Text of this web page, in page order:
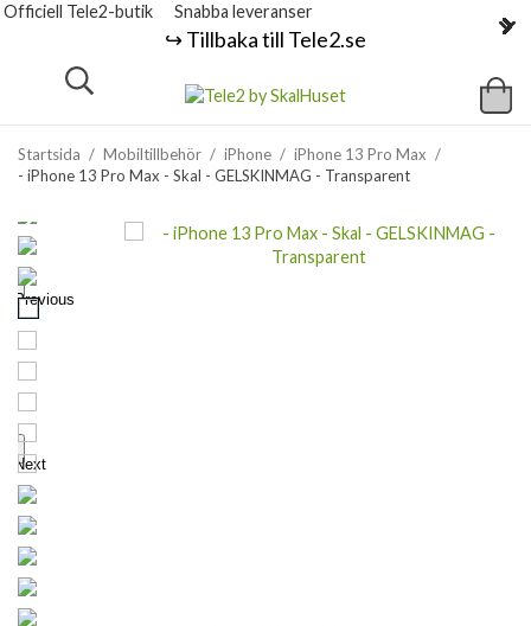
Officiell Tele2-butik Snabba leveranser
↪️ Tillbaka till Tele2.se
Startsida / Mobiltillbehör / iPhone / iPhone 13 Pro Max /
- iPhone 13 Pro Max - Skal - GELSKINMAG - Transparent
Previous
Next